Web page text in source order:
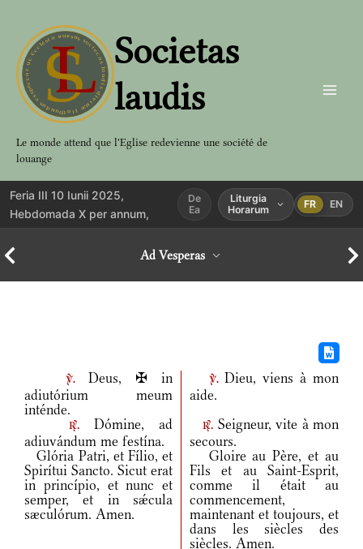
contenu
Societas
laudis
Le monde attend que l'Eglise redevienne une société de
louange
Feria III 10 Iunii 2025,
Hebdomada X per annum,
De
Ea
Liturgia
Horarum
FR EN
Ad Vesperas
v.Deus, ✠ in
adiutórium meum
inténde.
v.Dieu, viens à mon
aide.
r.Dómine, ad
adiuvándum me festína.
r. Seigneur, vite à mon
secours.
Glória Patri, et Fílio, et
Spirítui Sancto. Sicut erat
in princípio, et nunc et
semper, et in sǽcula
sæculórum. Amen.
Gloire au Père, et au
Fils et au Saint-Esprit,
comme il était au
commencement,
maintenant et toujours, et
dans les siècles des
siècles. Amen.